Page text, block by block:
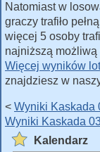
Natomiast w
graczy trafiło
więcej 5 osoby
najniższą możliwą
Więcej wyników
znajdziesz w
< Wyniki Kaskada
Wyniki Kaskada
Kalendarz